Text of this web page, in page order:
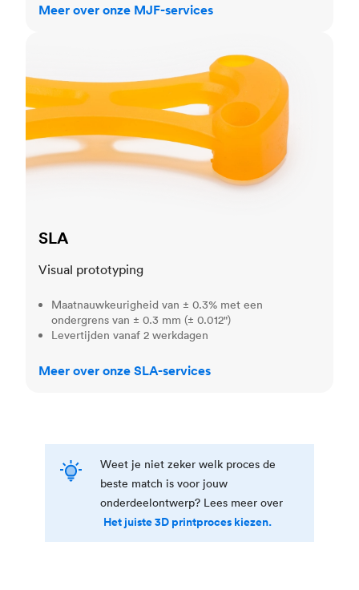
Meer over onze MJF-services
SLA
Visual prototyping
Maatnauwkeurigheid van ± 0.3% met een
ondergrens van ± 0.3 mm (± 0.012")
Levertijden vanaf 2 werkdagen
Meer over onze SLA-services
Weet je niet zeker welk proces de
beste match is voor jouw
onderdeelontwerp? Lees meer over
Het juiste 3D printproces kiezen.